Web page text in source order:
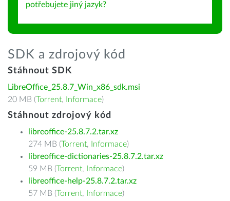
potřebujete jiný jazyk?
SDK a zdrojový kód
Stáhnout SDK
LibreOffice_25.8.7_Win_x86_sdk.msi
20 MB (Torrent, Informace)
Stáhnout zdrojový kód
libreoffice-25.8.7.2.tar.xz
274 MB (Torrent, Informace)
libreoffice-dictionaries-25.8.7.2.tar.xz
59 MB (Torrent, Informace)
libreoffice-help-25.8.7.2.tar.xz
57 MB (Torrent, Informace)